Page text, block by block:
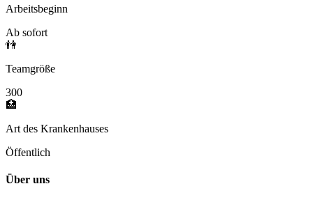
Arbeitsbeginn
Ab sofort
👫
Teamgröße
300
🏥
Art des Krankenhauses
Öffentlich
Über uns